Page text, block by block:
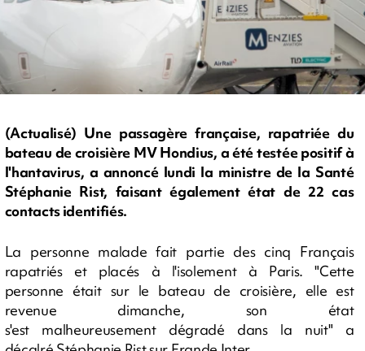
(Actualisé) Une passagère française, rapatriée du
bateau de croisière MV Hondius, a été testée positif à
l'hantavirus, a annoncé lundi la ministre de la Santé
Stéphanie Rist, faisant également état de 22 cas
contacts identifiés.
La personne malade fait partie des cinq Français
rapatriés et placés à l'isolement à Paris. "Cette
personne était sur le bateau de croisière, elle est
revenue dimanche, son état
s'est malheureusement dégradé dans la nuit" a